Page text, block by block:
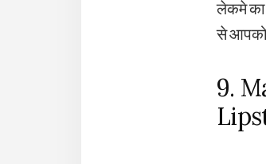
लेकमे का
से आपको
9.